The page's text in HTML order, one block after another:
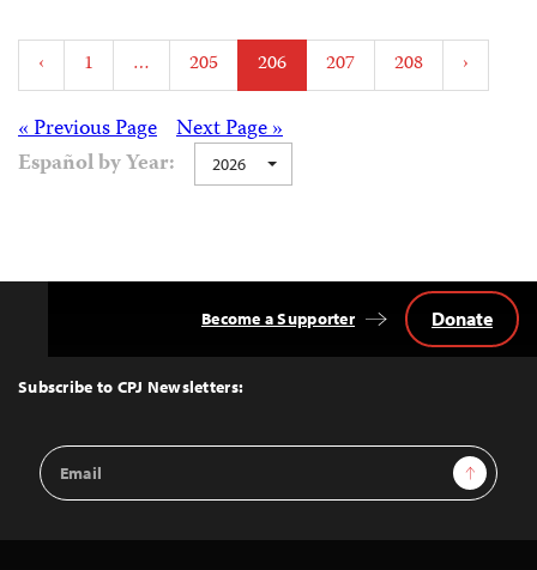
Posts
pagination
‹ 1 … 205 206 207 208 ›
Posts
navigation
Next Page »
« Previous Page
Español by Year:
2026
Top
Subscribe to CPJ Newsletters:
Email
Address
Sign Up
Become a Supporter Donate